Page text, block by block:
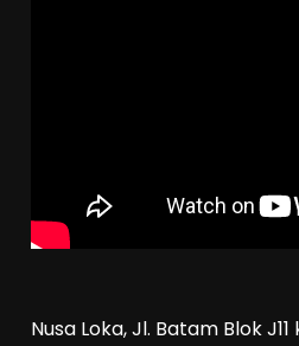
Nusa Loka, Jl. Batam Blok